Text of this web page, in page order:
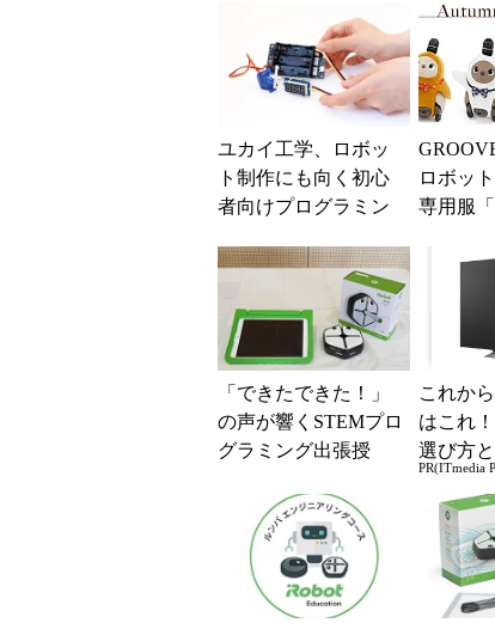
ユカイ工学、ロボッ
ト制作にも向く初心
者向けプログラミン
ボード」
ロボッ
専用服
「できたできた！」
の声が響くSTEMプロ
グラミング出張授
ャパンの場合
これか
はこれ
選び方
の一押
PR(ITmedia